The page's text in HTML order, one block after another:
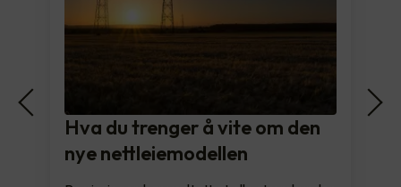
Hva du trenger å vite om den
nye nettleiemodellen